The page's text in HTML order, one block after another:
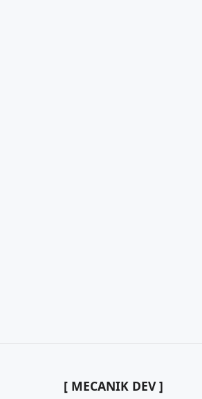
[ MECANIK DEV ]